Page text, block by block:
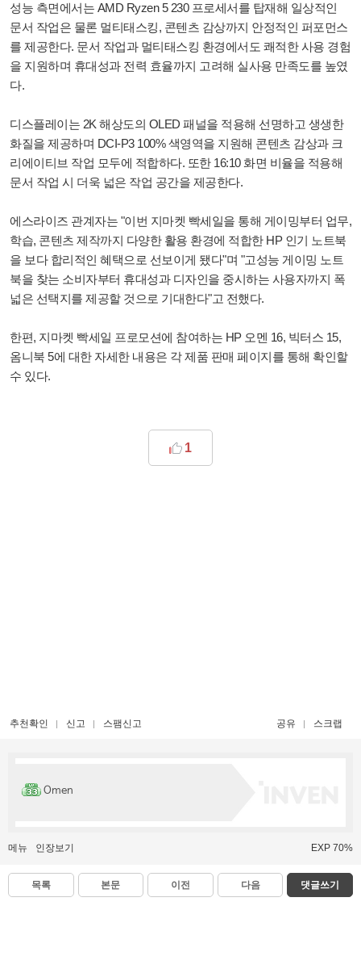
성능 측면에서는 AMD Ryzen 5 230 프로세서를 탑재해 일상적인
문서 작업은 물론 멀티태스킹, 콘텐츠 감상까지 안정적인 퍼포먼스
를 제공한다. 문서 작업과 멀티태스킹 환경에서도 쾌적한 사용 경험
을 지원하며 휴대성과 전력 효율까지 고려해 실사용 만족도를 높였
다.
디스플레이는 2K 해상도의 OLED 패널을 적용해 선명하고 생생한
화질을 제공하며 DCI-P3 100% 색영역을 지원해 콘텐츠 감상과 크
리에이티브 작업 모두에 적합하다. 또한 16:10 화면 비율을 적용해
문서 작업 시 더욱 넓은 작업 공간을 제공한다.
에스라이즈 관계자는 "이번 지마켓 빡세일을 통해 게이밍부터 업무,
학습, 콘텐츠 제작까지 다양한 활용 환경에 적합한 HP 인기 노트북
을 보다 합리적인 혜택으로 선보이게 됐다"며 "고성능 게이밍 노트
북을 찾는 소비자부터 휴대성과 디자인을 중시하는 사용자까지 폭
넓은 선택지를 제공할 것으로 기대한다"고 전했다.
한편, 지마켓 빡세일 프로모션에 참여하는 HP 오멘 16, 빅터스 15,
옴니북 5에 대한 자세한 내용은 각 제품 판매 페이지를 통해 확인할
수 있다.
1
추천확인 신고 스팸신고 공유 스크랩
Omen
메뉴 인장보기 EXP 70%
목록 본문 이전 다음 댓글쓰기